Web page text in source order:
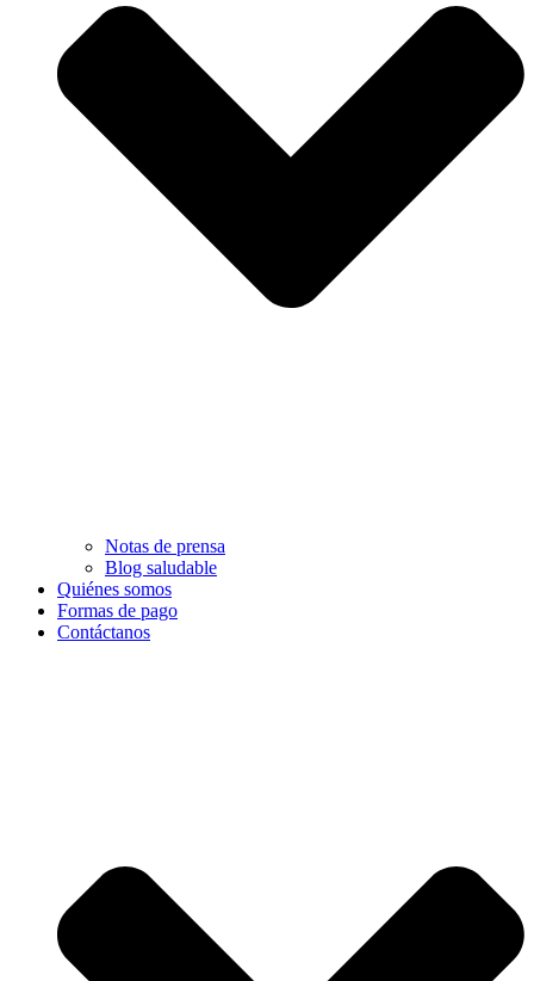
Notas de prensa
Blog saludable
Quiénes somos
Formas de pago
Contáctanos